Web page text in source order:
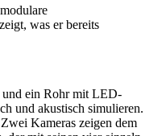
was er bereits
und ein Rohr mit LED-
und akustisch simulieren.
Kameras zeigen dem